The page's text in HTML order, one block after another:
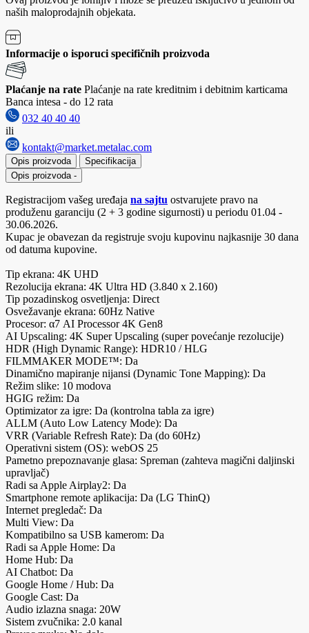
naših maloprodajnih objekata.
Informacije o isporuci specifičnih proizvoda
Plaćanje na rate Plaćanje na rate kreditnim i debitnim karticama
Banca intesa - do 12 rata
032 40 40 40
ili
kontakt@market.metalac.com
Opis proizvoda
Specifikacija
Opis proizvoda -
Registracijom vašeg uređaja na sajtu ostvarujete pravo na
produženu garanciju (2 + 3 godine sigurnosti) u periodu 01.04 -
30.06.2026.
Kupac je obavezan da registruje svoju kupovinu najkasnije 30 dana
od datuma kupovine.
Tip ekrana: 4K UHD
Rezolucija ekrana: 4K Ultra HD (3.840 x 2.160)
Tip pozadinskog osvetljenja: Direct
Osvežavanje ekrana: 60Hz Native
Procesor: α7 AI Processor 4K Gen8
AI Upscaling: 4K Super Upscaling (super povećanje rezolucije)
HDR (High Dynamic Range): HDR10 / HLG
FILMMAKER MODE™: Da
Dinamično mapiranje nijansi (Dynamic Tone Mapping): Da
Režim slike: 10 modova
HGIG režim: Da
Optimizator za igre: Da (kontrolna tabla za igre)
ALLM (Auto Low Latency Mode): Da
VRR (Variable Refresh Rate): Da (do 60Hz)
Operativni sistem (OS): webOS 25
Pametno prepoznavanje glasa: Spreman (zahteva magični daljinski
upravljač)
Radi sa Apple Airplay2: Da
Smartphone remote aplikacija: Da (LG ThinQ)
Internet pregledač: Da
Multi View: Da
Kompatibilno sa USB kamerom: Da
Radi sa Apple Home: Da
Home Hub: Da
AI Chatbot: Da
Google Home / Hub: Da
Google Cast: Da
Audio izlazna snaga: 20W
Sistem zvučnika: 2.0 kanal